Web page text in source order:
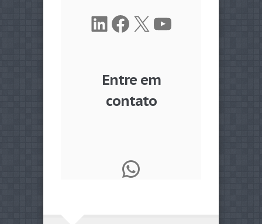
LinkedIn
Facebook
X Youtube
Entre em
contato
WhatsApp